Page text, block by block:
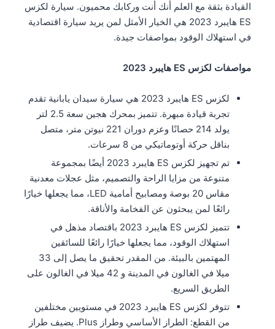
القيادة بثقة مع العلم أنك أنت وركابك محميون. سيارة لكزس
ES هايبرد 2023 هي الخيار الأمثل لمن يريد سيارة اقتصادية
في استهلاك الوقود بمواصفات جيدة.
مواصفات لكزس ES هايبرد 2023
لكزس ES هايبرد 2023 هي سيارة سيدان يابانية تقدم
تجربة قيادة مبهرة. تتميز بمحرك هجين سعة 2.5 لتر
يولد 214 حصانًا وعزم دوران 221 نيوتن متر، متصل
بناقل حركة أوتوماتيكي من 8 سرعات.
تم تجهيز لكزس ES هايبرد 2023 أيضًا بمجموعة
متنوعة من مزايا الراحة والتصميم، مثل عجلات معدنية
مقاس 20 بوصة ومصابيح أمامية LED، مما يجعلها خيارًا
رائعًا لمن يبحثون عن الفخامة والأناقة.
تتميز لكزس ES هايبرد 2023 باقتصاد مذهل في
استهلاك الوقود، مما يجعلها خيارًا رائعًا للسائقين
المهتمين بالبيئة. من المقدر تحقيق ما يصل إلى 33
ميلا في الغالون في المدينة و 42 ميلا في الغالون على
الطريق السريع.
تتوفر لكزس ES هايبرد 2023 في مستويين مختلفين
من القطع: الطراز الأساسي وطراز Plus. يضيف طراز